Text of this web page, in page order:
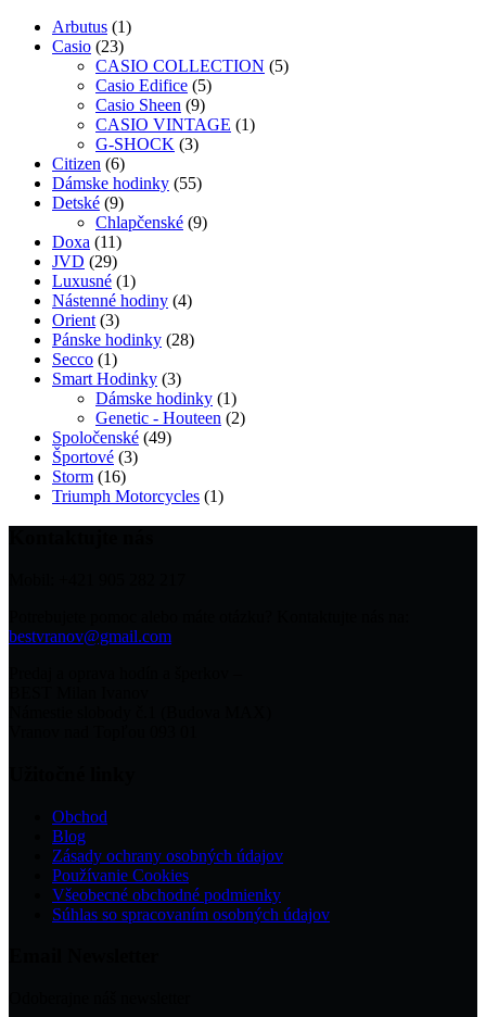
Arbutus 11
Casio 2323
produktov
CASIO COLLECTION 55
Casio Edifice 55
Casio Sheen 99
produktov
CASIO VINTAGE 11
G-SHOCK 33
Citizen 66
produktov
Dámske hodinky 5555
Detské 99
produktov
Chlapčenské 99
Doxa 1111
produktov
JVD 2929
produktov
Luxusné 11
produkt
Nástenné hodiny 44
Orient 33
produkty
Pánske hodinky 2828
Secco 11
produkt
Smart Hodinky 33
produkty
Dámske hodinky 11
produkt
Genetic - Houteen 22
Spoločenské 4949
Športové 33
Storm 1616
produktov
Triumph Motorcycles 11
bestvranov@gmail.com
Obchod
Blog
Zásady ochrany osobných údajov
Používanie Cookies
Všeobecné obchodné podmienky
Súhlas so spracovaním osobných údajov